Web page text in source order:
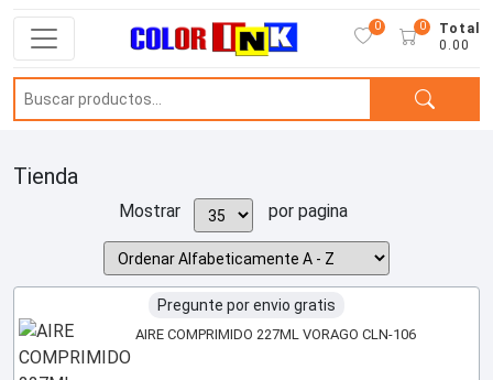
0
Total
0.00
0
Tienda
Mostrar por pagina
Pregunte por envio gratis
AIRE COMPRIMIDO 227ML VORAGO CLN-106